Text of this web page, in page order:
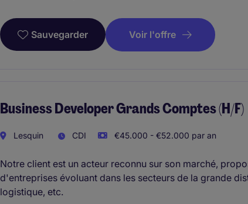
Sauvegarder Voir l'offre
Business Developer Grands Comptes (H/F)
Lesquin CDI €45.000 - €52.000 par an
Notre client est un acteur reconnu sur son marché,
d'entreprises évoluant dans les secteurs de la grande
logistique, etc.